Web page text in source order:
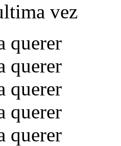
vez
querer
querer
querer
querer
querer